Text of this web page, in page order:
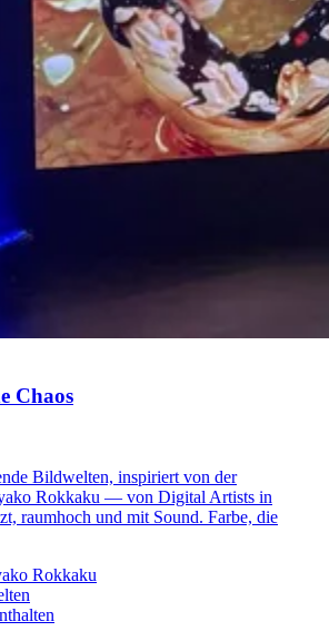
Chaos
Bildwelten, inspiriert von der
Rokkaku — von Digital Artists in
raumhoch und mit Sound. Farbe, die
Rokkaku